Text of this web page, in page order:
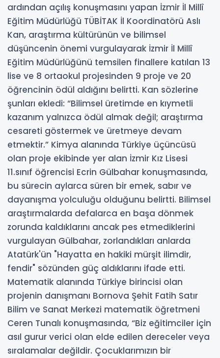
ardından açılış konuşmasını yapan İzmir İl Millî
Eğitim Müdürlüğü TÜBİTAK İl Koordinatörü Aslı
Kan, araştırma kültürünün ve bilimsel
düşüncenin önemi vurgulayarak İzmir İl Millî
Eğitim Müdürlüğünü temsilen finallere katılan 13
lise ve 8 ortaokul projesinden 9 proje ve 20
öğrencinin ödül aldığını belirtti. Kan sözlerine
şunları ekledi: “Bilimsel üretimde en kıymetli
kazanım yalnızca ödül almak değil; araştırma
cesareti göstermek ve üretmeye devam
etmektir.” Kimya alanında Türkiye üçüncüsü
olan proje ekibinde yer alan İzmir Kız Lisesi
11.sınıf öğrencisi Ecrin Gülbahar konuşmasında,
bu sürecin aylarca süren bir emek, sabır ve
dayanışma yolculuğu olduğunu belirtti. Bilimsel
araştırmalarda defalarca en başa dönmek
zorunda kaldıklarını ancak pes etmediklerini
vurgulayan Gülbahar, zorlandıkları anlarda
Atatürk'ün "Hayatta en hakiki mürşit ilimdir,
fendir" sözünden güç aldıklarını ifade etti.
Matematik alanında Türkiye birincisi olan
projenin danışmanı Bornova Şehit Fatih Satır
Bilim ve Sanat Merkezi matematik öğretmeni
Ceren Tunalı konuşmasında, “Biz eğitimciler için
asıl gurur verici olan elde edilen dereceler veya
sıralamalar değildir. Çocuklarımızın bir